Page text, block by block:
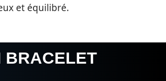
et équilibré.
BRACELET